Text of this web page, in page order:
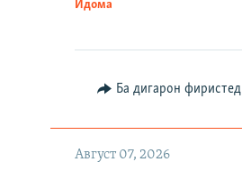
Идома
Ба дигарон фиристед
Август 07, 2026